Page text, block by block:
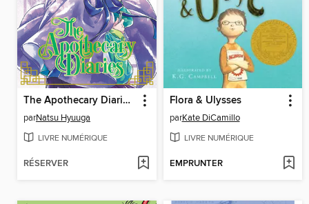
The Apothecary Diaries, Volume 5
parNatsu Hyuuga
LIVRE NUMÉRIQUE
RÉSERVER
Flora & Ulysses
parKate DiCamillo
LIVRE NUMÉRIQUE
EMPRUNTER